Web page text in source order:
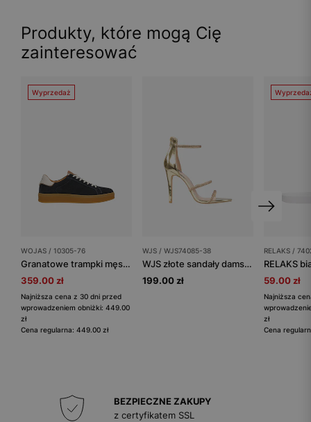
Produkty, które mogą Cię
zainteresować
Wyprzedaż
WOJAS / 10305-76
Granatowe trampki męskie na płaskiej podeszwie
359.00 zł
Najniższa cena z 30 dni przed
wprowadzeniem obniżki: 449.00
zł
Cena regularna: 449.00 zł
WJS / WJS74085-38
WJS złote sandały damskie na wysokiej szpilce
199.00 zł
RELAKS /
59.00 zł
Najniższa
zł
Cena
BEZPIECZNE ZAKUPY
z certyfikatem SSL